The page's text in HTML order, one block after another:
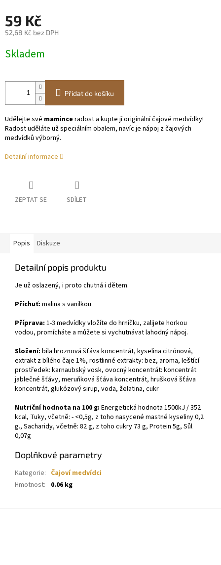
59 Kč
52,68 Kč bez DPH
cena:
Skladem
Přidat do košíku
Udělejte své mamince radost a kupte jí originální čajové medvídky!
Radost uděláte už speciálním obalem, navíc je nápoj z čajových
medvídků výborný.
Detailní informace
ZEPTAT SE SDÍLET
Popis Diskuze
Detailní popis produktu
Je už oslazený, i proto chutná i dětem.
Příchuť: malina s vanilkou
Příprava: 1-3 medvídky vložíte do hrníčku, zalijete horkou
vodou, promícháte a můžete si vychutnávat lahodný nápoj.
Složení: bíla hroznová šťáva koncentrát, kyselina citrónová,
extrakt z bílého čaje 1%, rostlinné extrakty: bez, aroma, leštící
prostředek: karnaubský vosk, ovocný koncentrát: koncentrát
jablečné šťávy, meruňková šťáva koncentrát, hrušková šťáva
koncentrát, glukózový sirup, voda, želatina, cukr
Nutriční hodnota na 100 g: Energetická hodnota 1500kJ / 352
kcal, Tuky, včetně: - <0,5g, z toho nasycené mastné kyseliny 0,2
g., Sacharidy, včetně: 82 g, z toho cukry 73 g, Protein 5g, Sůl
0,07g
Doplňkové parametry
Kategorie: Čajoví medvídci
Hmotnost: 0.06 kg